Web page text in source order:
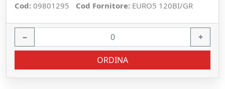
Cod: 09801295 Cod Fornitore: EURO5 120BI/GR
− +
ORDINA